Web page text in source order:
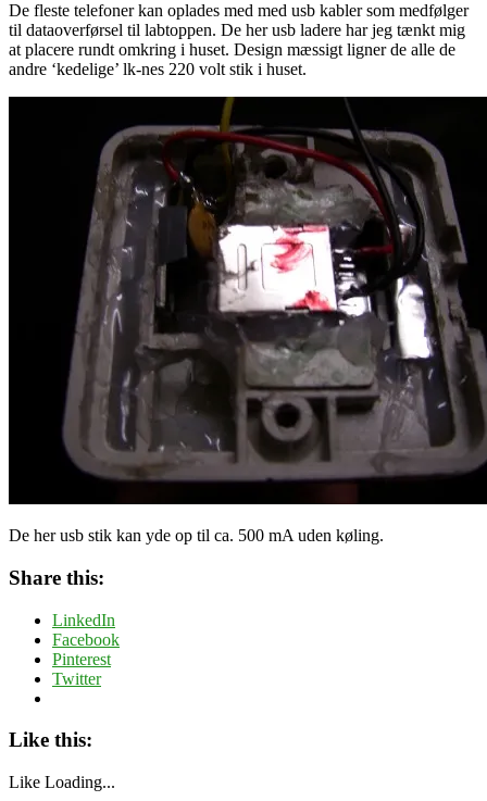
De fleste telefoner kan oplades med med usb kabler som medfølger
til dataoverførsel til labtoppen. De her usb ladere har jeg tænkt mig
at placere rundt omkring i huset. Design mæssigt ligner de alle de
andre ‘kedelige’ lk-nes 220 volt stik i huset.
De her usb stik kan yde op til ca. 500 mA uden køling.
Share this:
LinkedIn
Facebook
Pinterest
Twitter
Like this:
Like Loading...